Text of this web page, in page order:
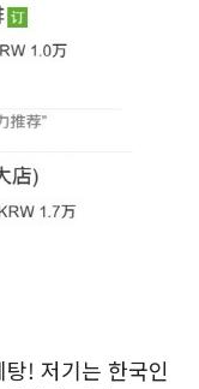
! 저기는 한국인